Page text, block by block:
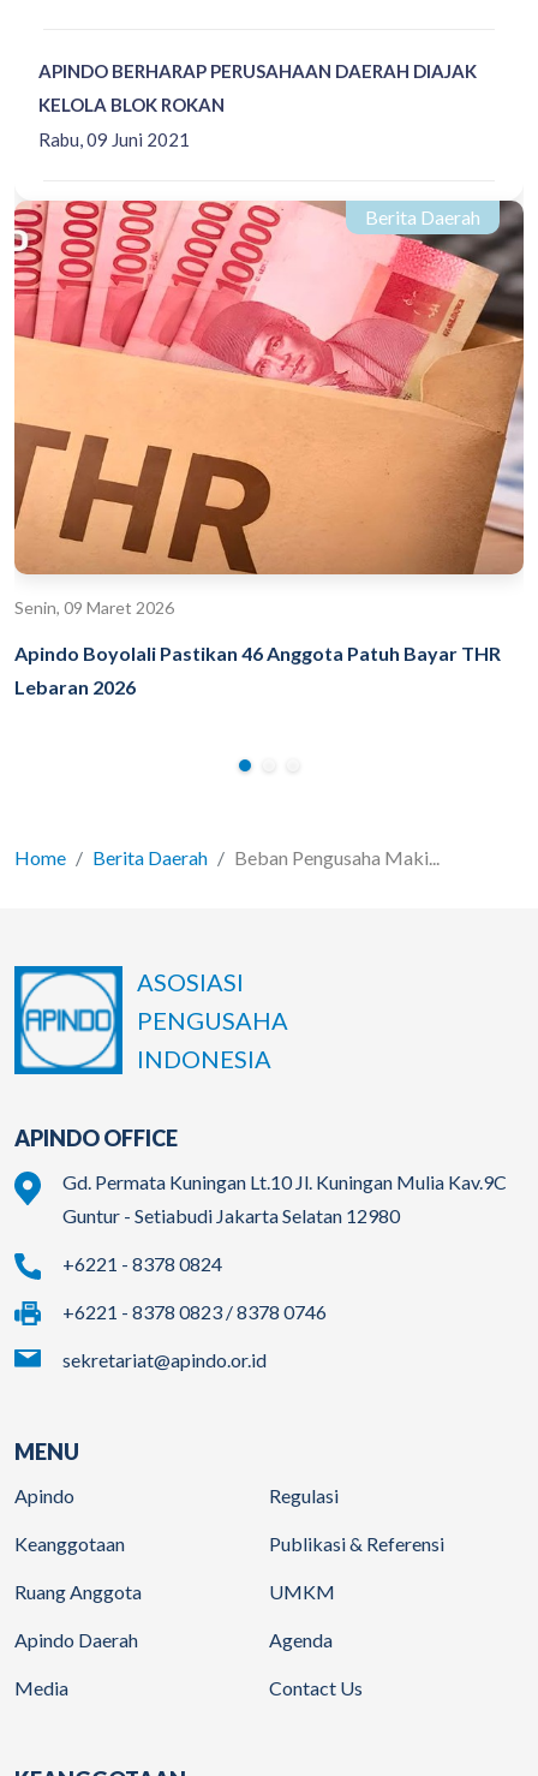
Rabu, 09 Juni 2021
APINDO BERHARAP PERUSAHAAN DAERAH DIAJAK
KELOLA BLOK ROKAN
Berita Daerah
Senin, 09 Maret 2026
Apindo Boyolali Pastikan 46 Anggota Patuh Bayar THR
Lebaran 2026
Home Berita Daerah Beban Pengusaha Maki...
ASOSIASI
PENGUSAHA
INDONESIA
APINDO OFFICE
Gd. Permata Kuningan Lt.10 Jl. Kuningan Mulia Kav.9C
Guntur - Setiabudi Jakarta Selatan 12980
+6221 - 8378 0824
+6221 - 8378 0823 / 8378 0746
sekretariat@apindo.or.id
MENU
Apindo
Keanggotaan
Ruang Anggota
Apindo Daerah
Media
Regulasi
Publikasi & Referensi
UMKM
Agenda
Contact Us